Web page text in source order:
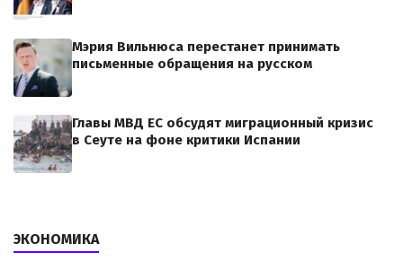
Мэрия Вильнюса перестанет принимать
письменные обращения на русском
Главы МВД ЕС обсудят миграционный кризис
в Сеуте на фоне критики Испании
ЭКОНОМИКА